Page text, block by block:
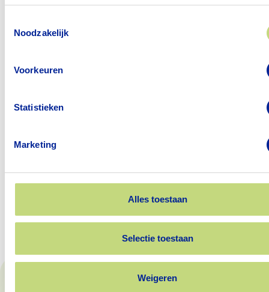
Noodzakelijk
Voorkeuren
Statistieken
Marketing
Alles toestaan
Selectie toestaan
Weigeren
moment compleet te maken, werd het hele team
Haar mensgerichte aanpak maakt het dagelijks
ons team.
nominatie, Denise!
Team woning 9 Pieter Pauw
Footer